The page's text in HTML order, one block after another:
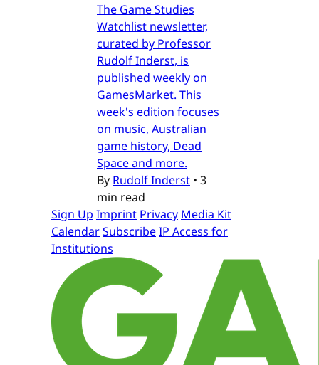
The Game Studies
Watchlist newsletter,
curated by Professor
Rudolf Inderst, is
published weekly on
GamesMarket. This
week's edition focuses
on music, Australian
game history, Dead
Space and more.
By Rudolf Inderst • 3
min read
Sign Up Imprint Privacy Media Kit
CalendarSubscribeIP Access for
Institutions